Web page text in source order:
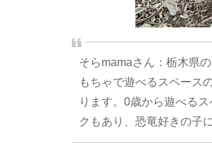
そらmamaさん：栃木県
もちゃで遊べるスペース
ります。0歳から遊べる
クもあり、恐竜好きの子